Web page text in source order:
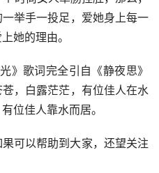
举手一投足，爱她身上每一
她的理由。
，白露茫茫，有位佳人在水
位佳人靠水而居。
可以帮助到大家，还望关注